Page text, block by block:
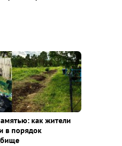
как жители
в порядок